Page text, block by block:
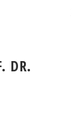
DR.